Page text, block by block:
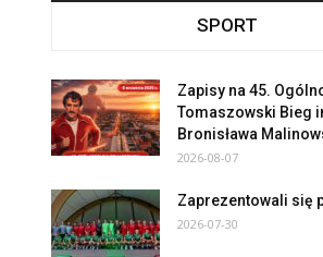
SPORT
Zapisy na 45.
Tomaszowski Bieg
Bronisława
2026-08-07
Zaprezentowali się
2026-07-30